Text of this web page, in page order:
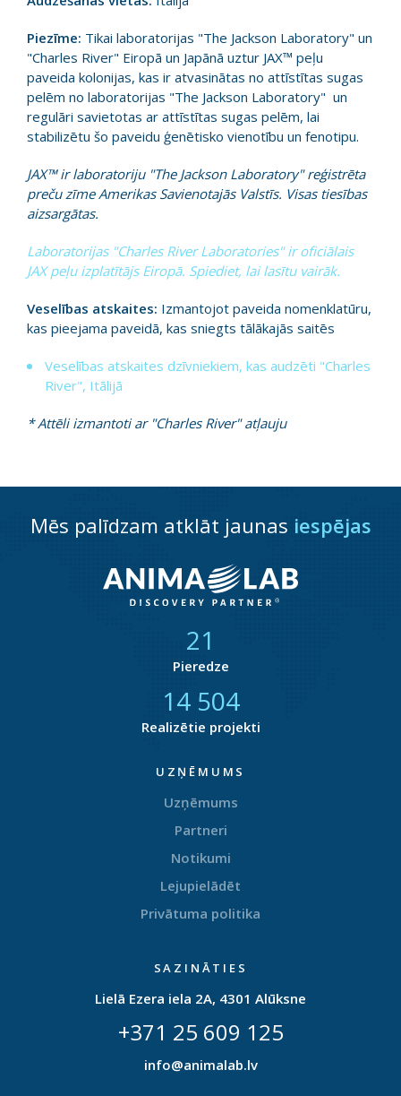
Piezīme: Tikai laboratorijas "The Jackson Laboratory" un
"Charles River" Eiropā un Japānā uztur JAX™ peļu
paveida kolonijas, kas ir atvasinātas no attīstītas sugas
pelēm no laboratorijas "The Jackson Laboratory" un
regulāri savietotas ar attīstītas sugas pelēm, lai
stabilizētu šo paveidu ģenētisko vienotību un fenotipu.
JAX™ ir laboratoriju "The Jackson Laboratory" reģistrēta
preču zīme Amerikas Savienotajās Valstīs. Visas tiesības
aizsargātas.
Laboratorijas "Charles River Laboratories" ir oficiālais
JAX peļu izplatītājs Eiropā. Spiediet, lai lasītu vairāk.
Veselības atskaites: Izmantojot paveida nomenklatūru,
kas pieejama paveidā, kas sniegts tālākajās saitēs
Veselības atskaites dzīvniekiem, kas audzēti "Charles
River", Itālijā
* Attēli izmantoti ar "Charles River" atļauju
Mēs palīdzam atklāt jaunas iespējas
21
Pieredze
14 872
Realizētie projekti
UZŅĒMUMS
Uzņēmums
Partneri
Notikumi
Lejupielādēt
Privātuma politika
SAZINĀTIES
Lielā Ezera iela 2A, 4301 Alūksne
+371 25 609 125
info@animalab.lv